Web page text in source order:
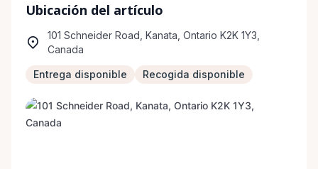
Ubicación del artículo
101 Schneider Road, Kanata, Ontario K2K 1Y3,
Canada
Entrega disponible Recogida disponible